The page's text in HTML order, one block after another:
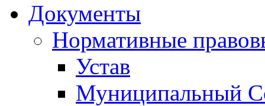
Документы
Нормативные
Устав
Муниципальный